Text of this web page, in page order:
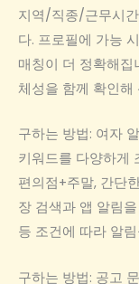
지역/직종/근무시
다. 프로필에 가능
매칭이 더 정확해
체성을 함께 확인해
구하는 방법: 여자
키워드를 다양하게
편의점+주말, 간단
장 검색과 앱 알림
등 조건에 따라 알
구하는 방법: 공고